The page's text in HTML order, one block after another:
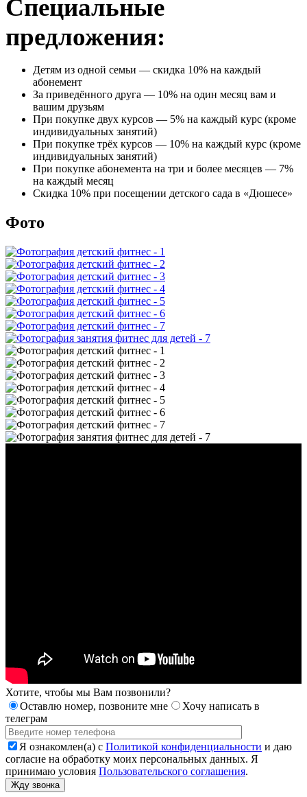
Специальные
предложения:
Детям из одной семьи — скидка 10% на каждый
абонемент
За приведённого друга — 10% на один месяц вам и
вашим друзьям
При покупке двух курсов — 5% на каждый курс (кроме
индивидуальных занятий)
При покупке трёх курсов — 10% на каждый курс (кроме
индивидуальных занятий)
При покупке абонемента на три и более месяцев — 7%
на каждый месяц
Скидка 10% при посещении детского сада в «Дюшесе»
Фото
Хотите, чтобы мы Вам позвонили?
Оставлю номер, позвоните мне
Хочу написать в
телеграм
Я ознакомлен(а) с Политикой конфиденциальности и даю
согласие на обработку моих персональных данных. Я
принимаю условия Пользовательского соглашения.